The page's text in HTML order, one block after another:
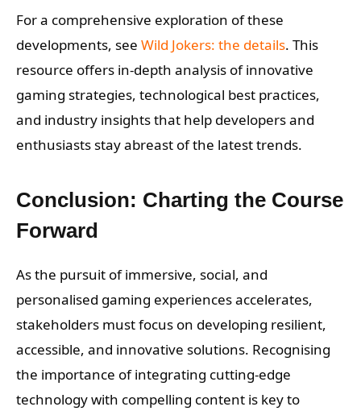
For a comprehensive exploration of these
developments, see Wild Jokers: the details. This
resource offers in-depth analysis of innovative
gaming strategies, technological best practices,
and industry insights that help developers and
enthusiasts stay abreast of the latest trends.
Conclusion: Charting the Course
Forward
As the pursuit of immersive, social, and
personalised gaming experiences accelerates,
stakeholders must focus on developing resilient,
accessible, and innovative solutions. Recognising
the importance of integrating cutting-edge
technology with compelling content is key to